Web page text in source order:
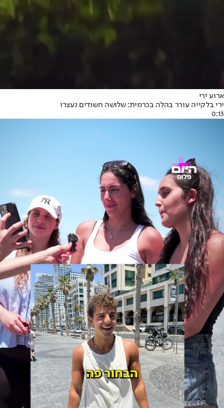
ארוע ירי
ירי בלקייה עורר בהלה בכרמית: שלושה חשודים נעצרו
0:13